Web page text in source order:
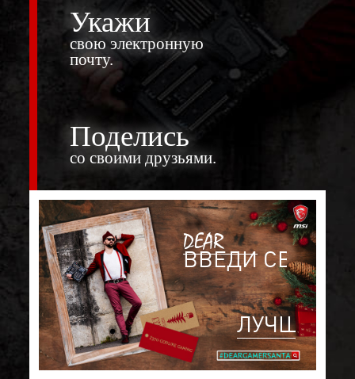
Укажи
свою электронную
почту.
Поделись
со своими друзьями.